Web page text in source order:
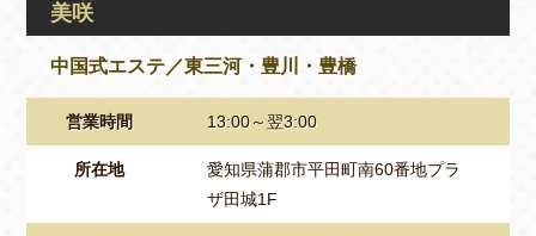
美咲
中国式エステ／東三河・豊川・豊橋
営業時間 13:00～翌3:00
所在地
愛知県蒲郡市平田町南60番地プラ
ザ田城1F